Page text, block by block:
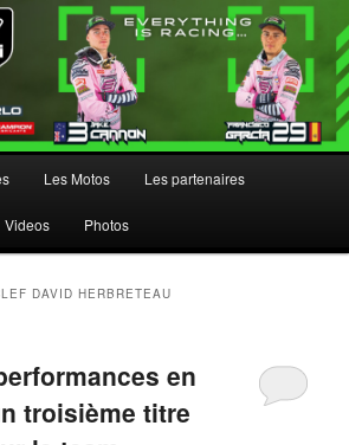
Les Motos Les partenaires
Videos Photos
DAVID HERBRETEAU
en
troisième titre